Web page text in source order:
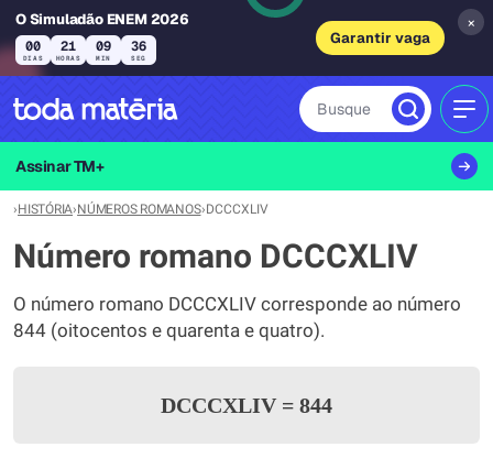
O Simuladão ENEM 2026
00
DIAS
21
HORAS
09
MIN
36
SEG
Garantir vaga
×
Busque
Assinar TM+
›HISTÓRIA›NÚMEROS ROMANOS›DCCCXLIV
Número romano DCCCXLIV
O número romano DCCCXLIV corresponde ao número
844 (oitocentos e quarenta e quatro).
DCCCXLIV = 844